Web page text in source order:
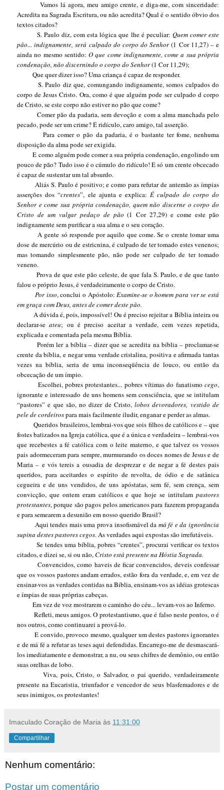
Vamos lá agora, meu amigo crente, e diga-me, com sinceridade:
Acredita na Sagrada Escritura, ou não acredita? Qual é o sentido óbvio dos
textos citados?
S. Paulo diz, com esta lógica que lhe é peculiar: Quem comer este
pão... indignamente, será culpado do corpo do Senhor(1 Cor 11,27) – e
ainda no mesmo sentido:O que come indignamente, come a sua própria
condenação, não discernindo o corpo do Senhor(1 Cor 11,29);
Que quer dizer isso? Uma criança é capaz de responder.
S. Paulo diz que, comungando indignamente, somos culpados do
corpo de Jesus Cristo. Ora, como é que alguém pode ser culpado d corpo
de Cristo, se este corpo não estiver no pão que come?
Comer pão da padaria, sem devoção e com a alma manchada pelo
pecado, pode ser um crime? É ridículo, caro amigo, tal asserção.
Para comer o pão da padaria, é o bastante ter fome, nenhuma
disposição da alma pode ser exigida.
E como alguém pode comer a sua própria condenação, engolindo um
pouco de pão? Tudo isso é o cúmulo do ridículo! E só um crente obcecado
é capaz de sustentar um tal absurdo.
Aliás S. Paulo é positivo; e como para refutar de antemão as ímpias
asserções dos “crentes”, ele ajunta e explica:É culpado do corpo do
Senhor e come sua própria condenação, quem não discerne o corpo do
Cristo de um vulgar pedaço de pão (1 Cor 27,29) e come este pão
indignamente sem purificar a sua alma e o seu coração.
A gente só responde por aquilo que come. Se o crente tomar uma
dose de mercúrio ou de estricnina, é culpado de ter tomado estes venenos;
mas tomando simplesmente pão, não pode ser culpado de ter tomado
veneno.
Prova de que este pão celeste, de que fala S. Paulo, e de que tanto
falou o próprio Jesus, é verdadeiramente o corpo de Cristo.
Por isso, conclui o Apóstolo:Examine-se o homem para ver se está
em graça com Deus, antes de comer deste pão.
A dúvida é, pois, impossível! Ou é preciso rejeitar a Bíblia inteira ou
declarar-seateu; ou é preciso aceitar a verdade, cem vezes repetida,
explicada e comentada pela mesma Bíblia.
Porém ler a bíblia – dizer que se acredita na bíblia – proclamar-se
crente da bíblia, e negar uma verdade cristalina, positiva e afirmada tantas
vezes na bíblia, seria de uma inconseqüência de louco, ou então da
obcecação de um ímpio.
Escolhei, pobres protestantes... pobres vítimas do fanatismocego,
ignorante e interessado de uns homens sem consciência, que se intitulam
“pastores” e que são, no dizer de Cristo,lobos devoradores, vestido de
pele de cordeirospara mais facilmente iludir, enganar e perder as almas.
Queridos brasileiros, lembrai-vos que sois filhos de católicos e – que
fostes batizados na Igreja católica, que é a única e verdadeira – lembrai-vos
que recebestes a fé católica com o leite materno, e que talvez os vossos
pais adormeceram para sempre, murmurando os doces nomes de Jesus e de
Maria – e vós tereis a ousadia de desprezar e de negar a fé destes pais
queridos, para aceitardes o espírito de revolta, de ódio e de satânica
cegueira e de uns vendidos, de uns apóstatas, sem fé, sem crença, sem
convicção, que ontem eram católicos e que hoje se intitulam pastores
protestantes, porque são pagos pelos americanos para fazerem propaganda
e para semearem a desunião em nosso querido Brasil?
Aqui tendes mais uma prova insofismável da má fé e da ignorância
supina destes pastores cegos. As verdades aqui expostas são irrefutáveis.
Se tendes uma bíblia, pobres “crentes”, procurai verificar os textos
citados, e dizei se, si ou não,Cristo está presente na Hóstia Sagrada.
Convencidos, como haveis de ficar convencidos, deveis confessar
que os vossos pastores andam errados, estão fora da verdade, e, em vez de
ensinar-vos as verdades contidas na Bíblia, ensinam-vos as idéias grotescas
e ímpias de suas próprias cabeças.
Em vez de voz mostrarem o caminho do céu... levam-vos ao Inferno.
Refleti, meus amigos. O protestantismo, que é falso neste pontos, o é
nos outros, como continuarei a prová-lo.
E convido, provoco mesmo, qualquer um destes pastores ignorantes
e de má fé a refutar as teses aqui defendidas. Encarrego-me de desmascará-
los imediatamente e demonstrar, a nu, ou seus chifres de demônio, ou então
suas orelhas de lobo.
Viva, pois, Cristo, o Salvador, o pai querido, verdadeiramente
presente na Eucaristia, triunfador e vencedor de seus blasfemadores e de
seus inimigos, os protestantes!
Imaculado Coração de Maria às 11:31:00
Compartilhar
Nenhum comentário:
Postar um comentário